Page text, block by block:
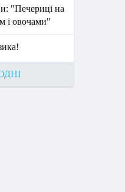
"Печериці на
і овочами"